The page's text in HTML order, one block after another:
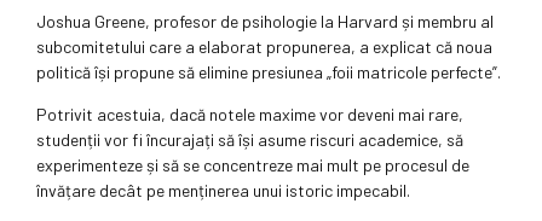
Joshua Greene, profesor de psihologie la Harvard și membru al
subcomitetului care a elaborat propunerea, a explicat că noua
politică își propune să elimine presiunea „foii matricole perfecte”.
Potrivit acestuia, dacă notele maxime vor deveni mai rare,
studenții vor fi încurajați să își asume riscuri academice, să
experimenteze și să se concentreze mai mult pe procesul de
învățare decât pe menținerea unui istoric impecabil.